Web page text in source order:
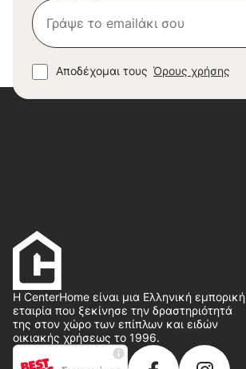
Αποδέχομαι τους Όρους χρήσης
Η CenterHome είναι μια Ελληνική εμπορική
εταιρία που ξεκίνησε την δραστηριότητά
της στον χώρο των επίπλων και ειδών
οικιακής χρήσεως το 1996.